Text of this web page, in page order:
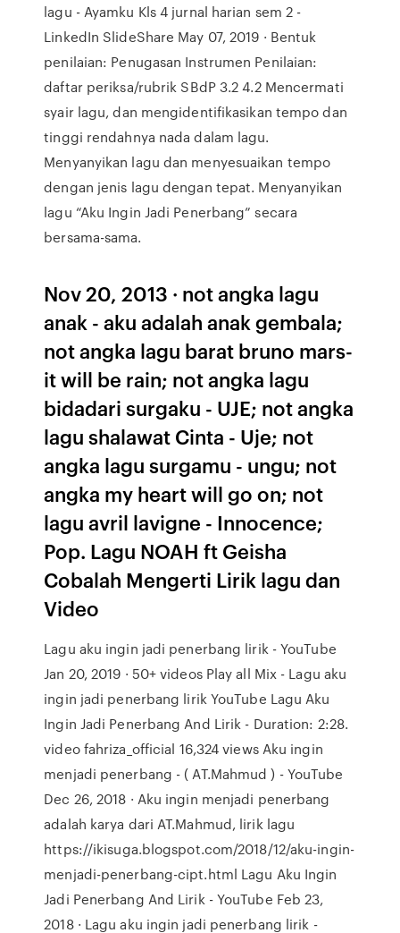
lagu - Ayamku Kls 4 jurnal harian sem 2 -
LinkedIn SlideShare May 07, 2019 · Bentuk
penilaian: Penugasan Instrumen Penilaian:
daftar periksa/rubrik SBdP 3.2 4.2 Mencermati
syair lagu, dan mengidentifikasikan tempo dan
tinggi rendahnya nada dalam lagu.
Menyanyikan lagu dan menyesuaikan tempo
dengan jenis lagu dengan tepat. Menyanyikan
lagu “Aku Ingin Jadi Penerbang” secara
bersama-sama.
Nov 20, 2013 · not angka lagu
anak - aku adalah anak gembala;
not angka lagu barat bruno mars-
it will be rain; not angka lagu
bidadari surgaku - UJE; not angka
lagu shalawat Cinta - Uje; not
angka lagu surgamu - ungu; not
angka my heart will go on; not
lagu avril lavigne - Innocence;
Pop. Lagu NOAH ft Geisha
Cobalah Mengerti Lirik lagu dan
Video
Lagu aku ingin jadi penerbang lirik - YouTube
Jan 20, 2019 · 50+ videos Play all Mix - Lagu aku
ingin jadi penerbang lirik YouTube Lagu Aku
Ingin Jadi Penerbang And Lirik - Duration: 2:28.
video fahriza_official 16,324 views Aku ingin
menjadi penerbang - ( AT.Mahmud ) - YouTube
Dec 26, 2018 · Aku ingin menjadi penerbang
adalah karya dari AT.Mahmud, lirik lagu
https://ikisuga.blogspot.com/2018/12/aku-ingin-
menjadi-penerbang-cipt.html Lagu Aku Ingin
Jadi Penerbang And Lirik - YouTube Feb 23,
2018 · Lagu aku ingin jadi penerbang lirik -